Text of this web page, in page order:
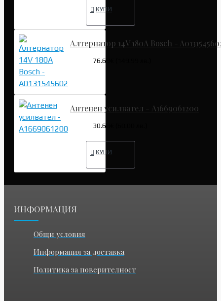
КУПИ
Алтернатор 14V 180A Bosch -
76.69€ (149.99 лв.)
Антенен усилвател - A1669061200
30.68€ (60.00 лв.)
КУПИ
ИНФОРМАЦИЯ
Общи условия
Информация за доставка
Политика за поверителност